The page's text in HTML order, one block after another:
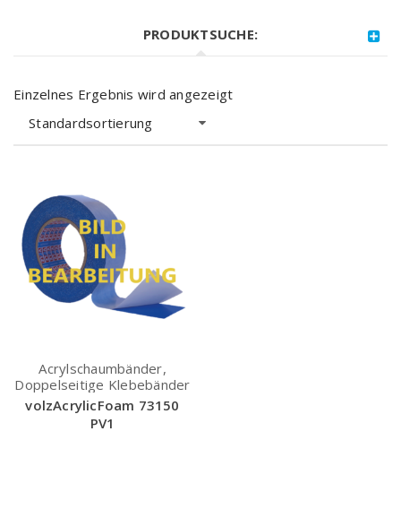
PRODUKTSUCHE:
Einzelnes Ergebnis wird angezeigt
Standardsortierung
Acrylschaumbänder,
Doppelseitige Klebebänder
volzAcrylicFoam 73150
PV1